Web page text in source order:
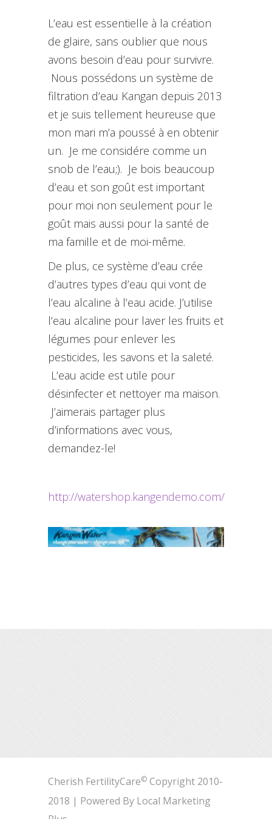
L’eau est essentielle à la création
de glaire, sans oublier que nous
avons besoin d’eau pour survivre.
Nous possédons un système de
filtration d’eau Kangan depuis 2013
et je suis tellement heureuse que
mon mari m’a poussé à en obtenir
un. Je me considére comme un
snob de l’eau;). Je bois beaucoup
d’eau et son goût est important
pour moi non seulement pour le
goût mais aussi pour la santé de
ma famille et de moi-même.
De plus, ce système d’eau crée
d’autres types d’eau qui vont de
l’eau alcaline à l’eau acide. J’utilise
l’eau alcaline pour laver les fruits et
légumes pour enlever les
pesticides, les savons et la saleté.
L’eau acide est utile pour
désinfecter et nettoyer ma maison.
J’aimerais partager plus
d’informations avec vous,
demandez-le!
http://watershop.kangendemo.com/
Cherish FertilityCare© Copyright 2010-
2018 | Powered By Local Marketing